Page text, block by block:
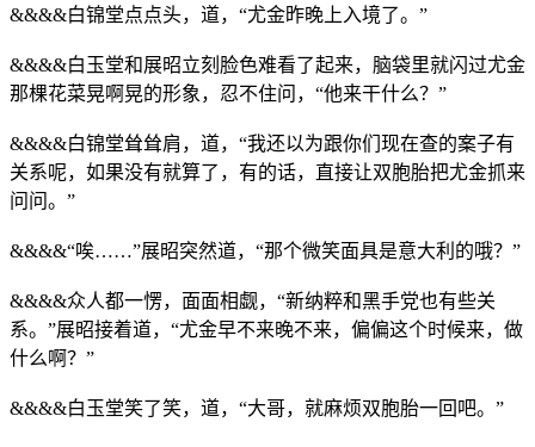
&&&&白锦堂点点头，道，“尤金昨晚上入境了。”
&&&&白玉堂和展昭立刻脸色难看了起来，脑袋里就闪过尤金
那棵花菜晃啊晃的形象，忍不住问，“他来干什么？”
&&&&白锦堂耸耸肩，道，“我还以为跟你们现在查的案子有
关系呢，如果没有就算了，有的话，直接让双胞胎把尤金抓来
问问。”
&&&&“唉……”展昭突然道，“那个微笑面具是意大利的哦？”
&&&&众人都一愣，面面相觑，“新纳粹和黑手党也有些关
系。”展昭接着道，“尤金早不来晚不来，偏偏这个时候来，做
什么啊？”
&&&&白玉堂笑了笑，道，“大哥，就麻烦双胞胎一回吧。”